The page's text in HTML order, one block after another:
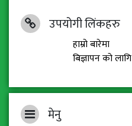
उपयोगी लिंकहरु
हाम्रो बारेमा
बिज्ञापन को लागि
मेनु